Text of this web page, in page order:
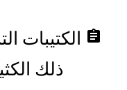
assignment الكتيبات
ذلك